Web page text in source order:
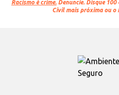
Racismo é crime. Denuncie. Disque
Civil mais próxima ou o